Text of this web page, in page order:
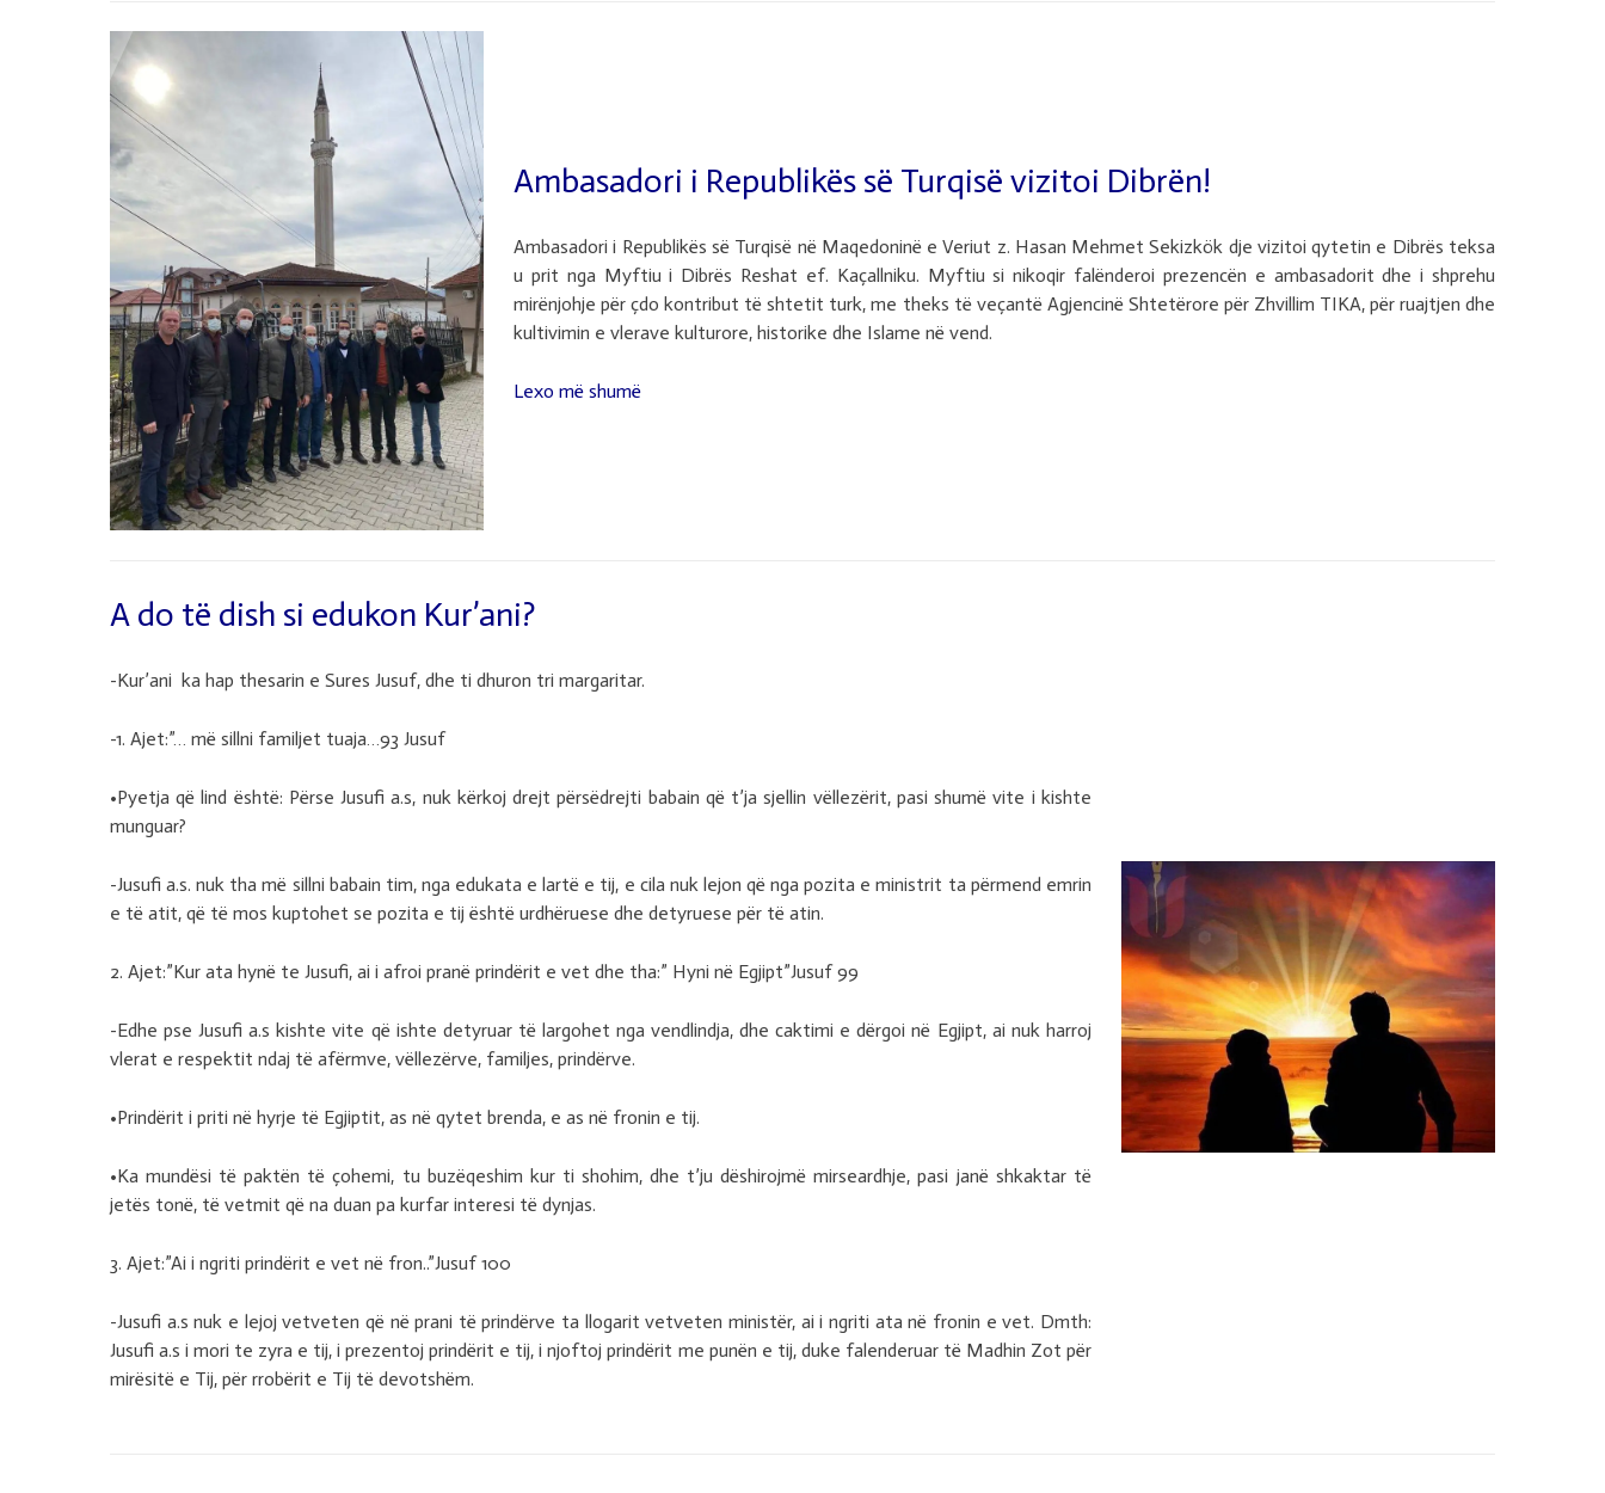
Ambasadori i Republikës së Turqisë vizitoi Dibrën!
Ambasadori i Republikës së Turqisë në Maqedoninë e Veriut z. Hasan Mehmet Sekizkök dje vizitoi qytetin e Dibrës teksa
u prit nga Myftiu i Dibrës Reshat ef. Kaçallniku. Myftiu si nikoqir falënderoi prezencën e ambasadorit dhe i shprehu
mirënjohje për çdo kontribut të shtetit turk, me theks të veçantë Agjencinë Shtetërore për Zhvillim TIKA, për ruajtjen dhe
kultivimin e vlerave kulturore, historike dhe Islame në vend.
Lexo më shumë
A do të dish si edukon Kur’ani?
-Kur’ani ka hap thesarin e Sures Jusuf, dhe ti dhuron tri margaritar.
-1. Ajet:”… më sillni familjet tuaja…93 Jusuf
•Pyetja që lind është: Përse Jusufi a.s, nuk kërkoj drejt përsëdrejti babain që t’ja sjellin vëllezërit, pasi shumë vite i kishte
munguar?
-Jusufi a.s. nuk tha më sillni babain tim, nga edukata e lartë e tij, e cila nuk lejon që nga pozita e ministrit ta përmend emrin
e të atit, që të mos kuptohet se pozita e tij është urdhëruese dhe detyruese për të atin.
2. Ajet:”Kur ata hynë te Jusufi, ai i afroi pranë prindërit e vet dhe tha:” Hyni në Egjipt”Jusuf 99
-Edhe pse Jusufi a.s kishte vite që ishte detyruar të largohet nga vendlindja, dhe caktimi e dërgoi në Egjipt, ai nuk harroj
vlerat e respektit ndaj të afërmve, vëllezërve, familjes, prindërve.
•Prindërit i priti në hyrje të Egjiptit, as në qytet brenda, e as në fronin e tij.
•Ka mundësi të paktën të çohemi, tu buzëqeshim kur ti shohim, dhe t’ju dëshirojmë mirseardhje, pasi janë shkaktar të
jetës tonë, të vetmit që na duan pa kurfar interesi të dynjas.
3. Ajet:”Ai i ngriti prindërit e vet në fron..”Jusuf 100
-Jusufi a.s nuk e lejoj vetveten që në prani të prindërve ta llogarit vetveten ministër, ai i ngriti ata në fronin e vet. Dmth:
Jusufi a.s i mori te zyra e tij, i prezentoj prindërit e tij, i njoftoj prindërit me punën e tij, duke falenderuar të Madhin Zot për
mirësitë e Tij, për rrobërit e Tij të devotshëm.